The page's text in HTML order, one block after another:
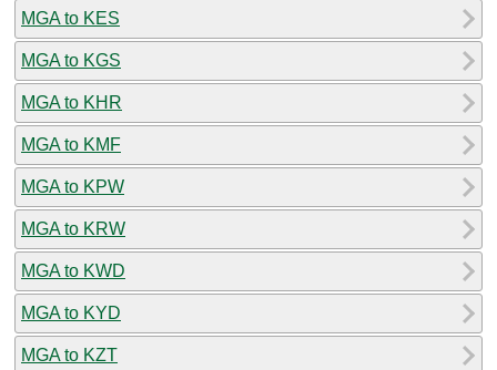
MGA to KES
MGA to KGS
MGA to KHR
MGA to KMF
MGA to KPW
MGA to KRW
MGA to KWD
MGA to KYD
MGA to KZT